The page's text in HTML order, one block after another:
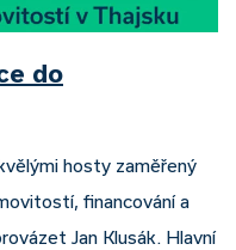
do
hosty zaměřený
financování a
Jan Klusák. Hlavní